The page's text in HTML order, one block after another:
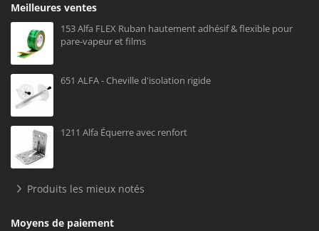
Meilleures ventes
153 Alfa FLEX Ruban hautement adhésif & flexible pour
pare-vapeur et films
651 ALFA - Cheville d'isolation rigide
1211 Alfa Équerre avec renfort
Produits les mieux notés
Moyens de paiement